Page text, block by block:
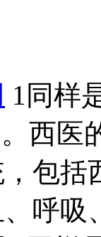
1同样
西
包
呼吸